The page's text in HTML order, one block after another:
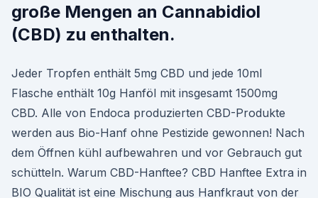
große Mengen an Cannabidiol
(CBD) zu enthalten.
Jeder Tropfen enthält 5mg CBD und jede 10ml
Flasche enthält 10g Hanföl mit insgesamt 1500mg
CBD. Alle von Endoca produzierten CBD-Produkte
werden aus Bio-Hanf ohne Pestizide gewonnen! Nach
dem Öffnen kühl aufbewahren und vor Gebrauch gut
schütteln. Warum CBD-Hanftee? CBD Hanftee Extra in
BIO Qualität ist eine Mischung aus Hanfkraut von der